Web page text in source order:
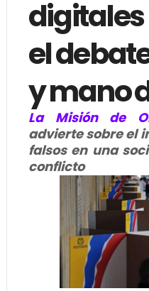
el
y mano
La Misión de
advierte sobre el
falsos en una
conflicto